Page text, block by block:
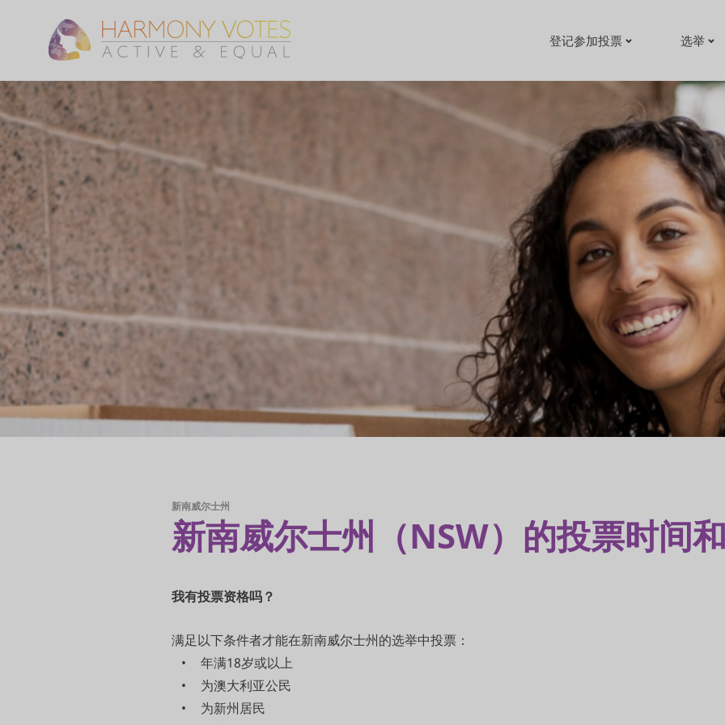
登记参加投票 选举
新南威尔士州
新南威尔士州（NSW）的投票时间
我有投票资格吗？
满足以下条件者才能在新南威尔士州的选举中投票：
年满18岁或以上
为澳大利亚公民
为新州居民